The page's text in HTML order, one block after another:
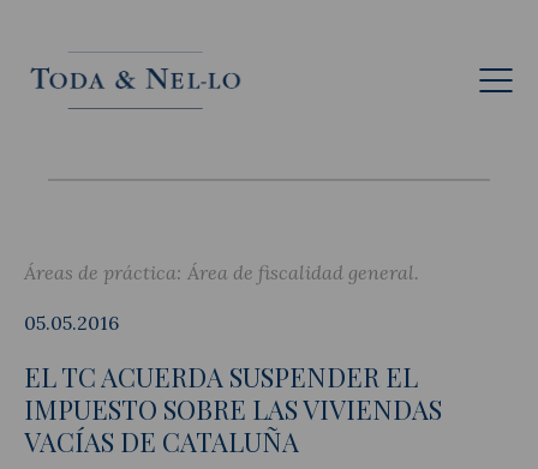
Esp
Áreas de práctica: Área de fiscalidad general
05.05.2016
EL TC ACUERDA SUSPENDER EL
IMPUESTO SOBRE LAS VIVIENDAS
VACÍAS DE CATALUÑA